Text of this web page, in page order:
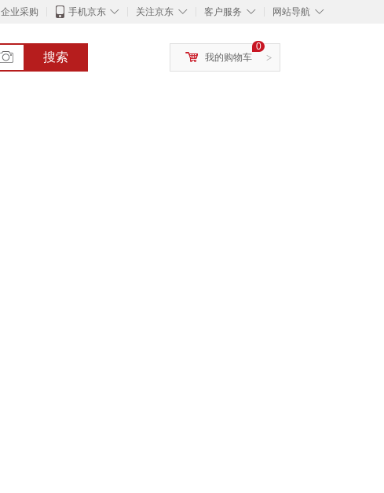
企业采购 ◇
手机京东 ◇
关注京东 ◇
客户服务 ◇
网站导航
搜索 >
0
我的购物车